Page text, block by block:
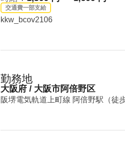
交通費一部支給
kkw_bcov2106
勤務地
大阪府 / 大阪市阿倍野区
阪堺電気軌道上町線 阿倍野駅（徒